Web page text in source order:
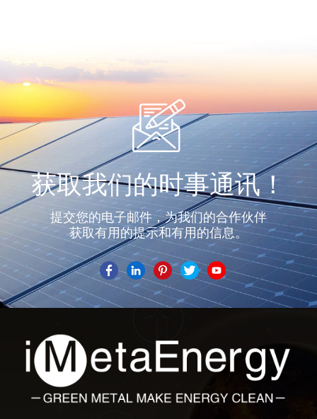
获取我们的时事通讯！
提交您的电子邮件，为我们的合作伙伴
获取有用的提示和有用的信息。